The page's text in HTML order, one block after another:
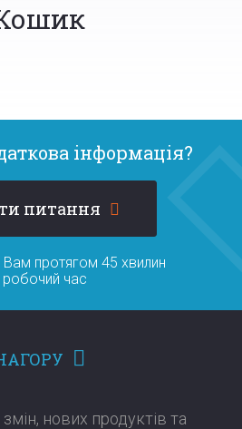
інформація?
питання
Вам протягом 45 хвилин
робочий час
нових продуктів та